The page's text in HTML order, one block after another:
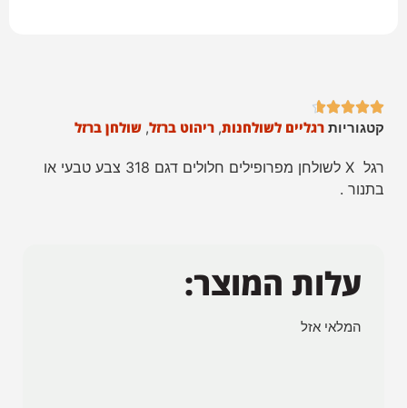





קטגוריות רגליים לשולחנות, ריהוט ברזל, שולחן ברזל
רגל X לשולחן מפרופילים חלולים דגם 318 צבע טבעי או
בתנור .
עלות המוצר:
המלאי אזל